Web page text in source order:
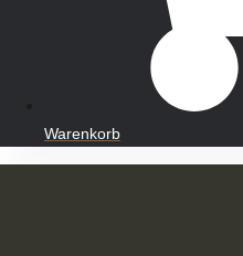
Warenkorb